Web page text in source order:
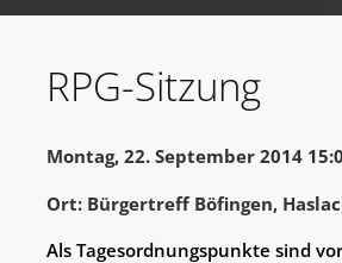
RPG-Sitzung
Montag, 22. September 2014
Ort: Bürgertreff Böfingen,
Als Tagesordnungspunkte sind